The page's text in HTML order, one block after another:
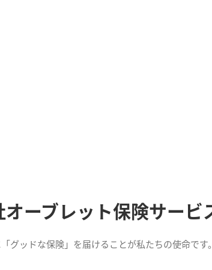
ーブレット保険サービ
グッドな保険」を届けることが私たちの使命です